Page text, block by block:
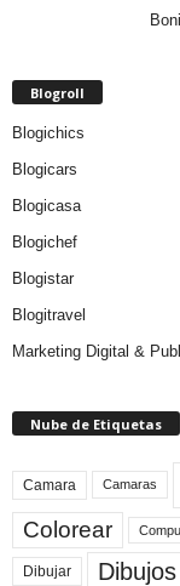
Blogroll
Blogichics
Blogicars
Blogicasa
Blogichef
Blogistar
Blogitravel
Marketing Digital &
Nube de Etiquetas
Camara Camaras
Colorear
Dibujar Dibujos